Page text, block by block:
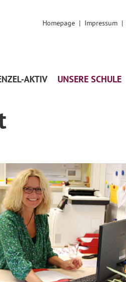
Homepage | Impressum |
AKTIV UNSERE SCHULE